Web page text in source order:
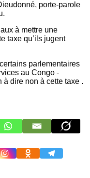
porte-parole
à mettre une
taxe qu’ils jugent
parlementaires
au Congo -
dire non à cette taxe .